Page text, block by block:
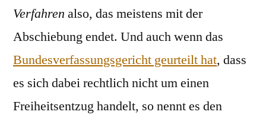
Verfahren also, das meistens mit der
Abschiebung endet. Und auch wenn das
Bundesverfassungsgericht geurteilt hat, dass
es sich dabei rechtlich nicht um einen
Freiheitsentzug handelt, so nennt es den